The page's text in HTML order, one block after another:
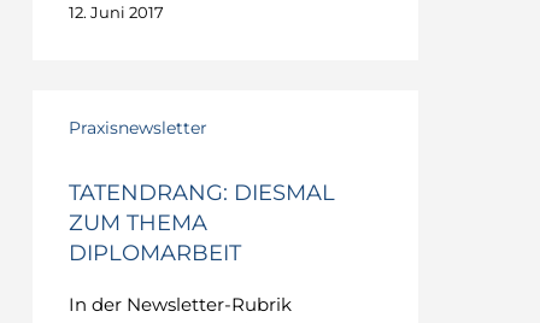
12. Juni 2017
Diesmal
Thema
Diplomarbeit
Praxisnewsletter
TATENDRANG: DIESMAL
ZUM THEMA
DIPLOMARBEIT
In der Newsletter-Rubrik